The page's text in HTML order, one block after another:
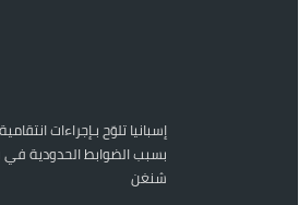
إسبانيا تلوّح بـإجراءات
بسبب الضوابط الحدودية
شنغن